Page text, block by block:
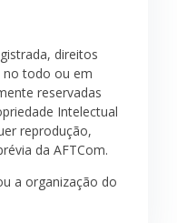
direitos
no todo ou em
reservadas
Intelectual
reprodução,
da AFTCom.
a organização do